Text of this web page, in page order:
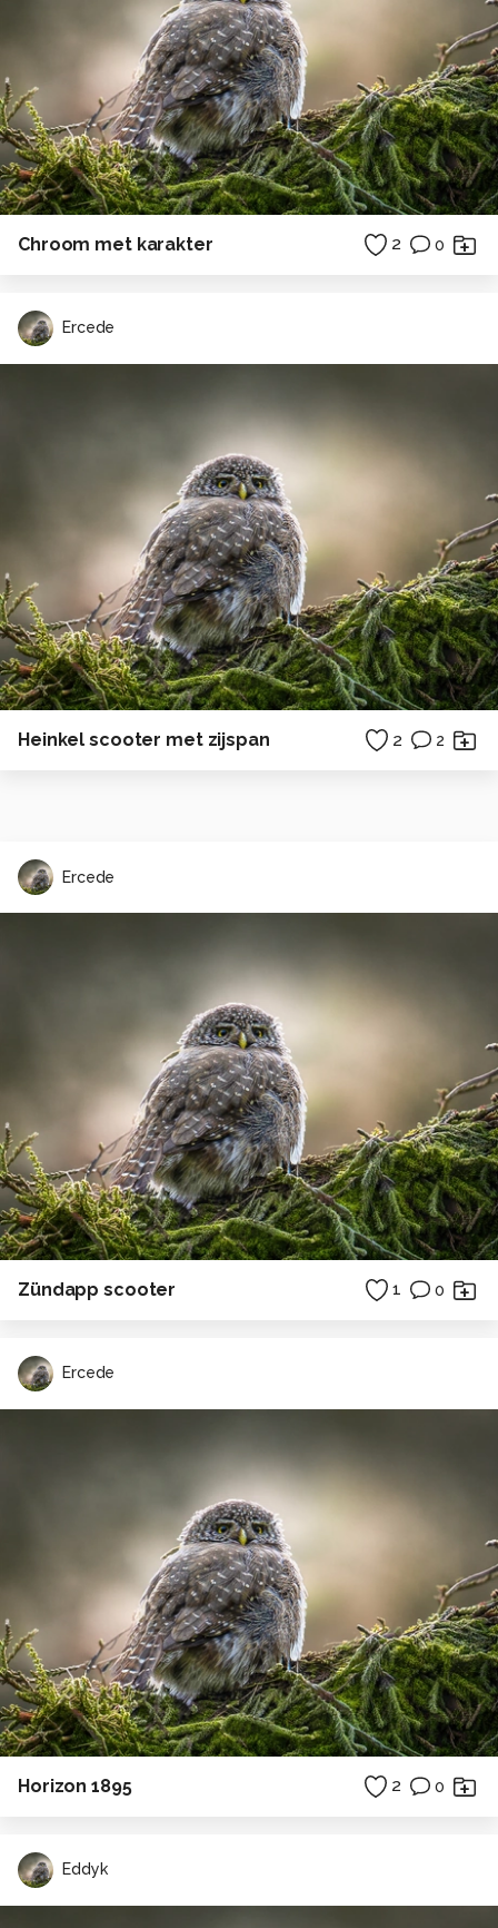
Chroom met karakter 2 0
Ercede
Heinkel scooter met zijspan 2 2
Ercede
Zündapp scooter 1 0
Ercede
Horizon 1895 2 0
Eddyk